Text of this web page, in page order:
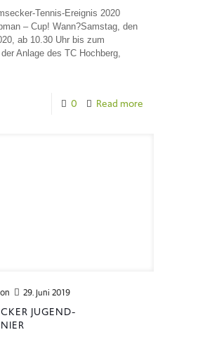
Tennis-Ereignis 2020
– Cup! Wann?Samstag, den
ab 10.30 Uhr bis zum
Anlage des TC Hochberg,
0 Read more
on 29. Juni 2019
JUGEND-